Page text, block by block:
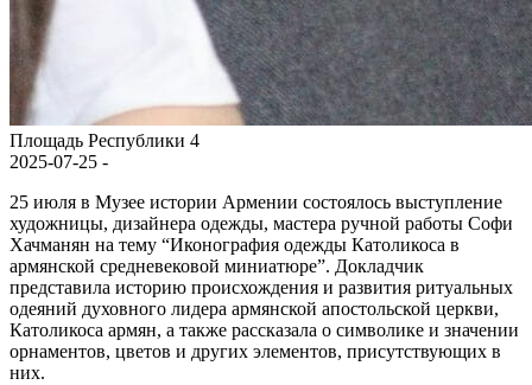
Площадь Республики 4
2025-07-25 -
25 июля в Музее истории Армении состоялось выступление
художницы, дизайнера одежды, мастера ручной работы Софи
Хачманян на тему “Иконография одежды Католикоса в
армянской средневековой миниатюре”. Докладчик
представила историю происхождения и развития ритуальных
одеяний духовного лидера армянской апостольской церкви,
Католикоса армян, а также рассказала о символике и значении
орнаментов, цветов и других элементов, присутствующих в
них.